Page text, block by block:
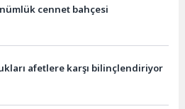
cennet bahçesi
afetlere karşı bilinçlendiriyor